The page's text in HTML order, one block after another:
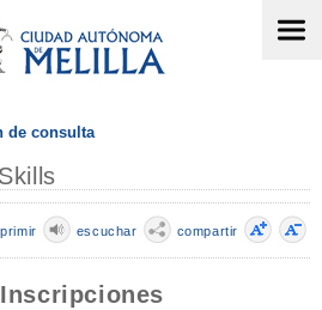
de consulta
compartir
escuchar
Inscripciones